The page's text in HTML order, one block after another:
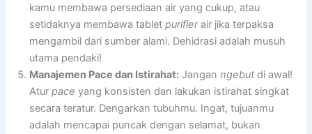
kamu membawa persediaan air yang cukup, atau
setidaknya membawa tabletpurifierair jika terpaksa
mengambil dari sumber alami. Dehidrasi adalah musuh
utama pendaki!
Manajemen Pace dan Istirahat: Janganngebut di awal!
Aturpace yang konsisten dan lakukan istirahat singkat
secara teratur. Dengarkan tubuhmu. Ingat, tujuanmu
adalah mencapai puncak dengan selamat, bukan